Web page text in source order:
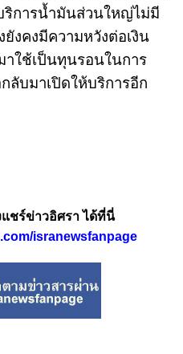
ริการน้ำมันส่วนใหญ่ไม่มี
งคงมีความหวังต่อเงิน
าใช้เป็นทุนรอนในการ
ลับมาเปิดให้บริการอีก
ชร์ข่าวอิศรา ได้ที่นี่
isranewsfanpage